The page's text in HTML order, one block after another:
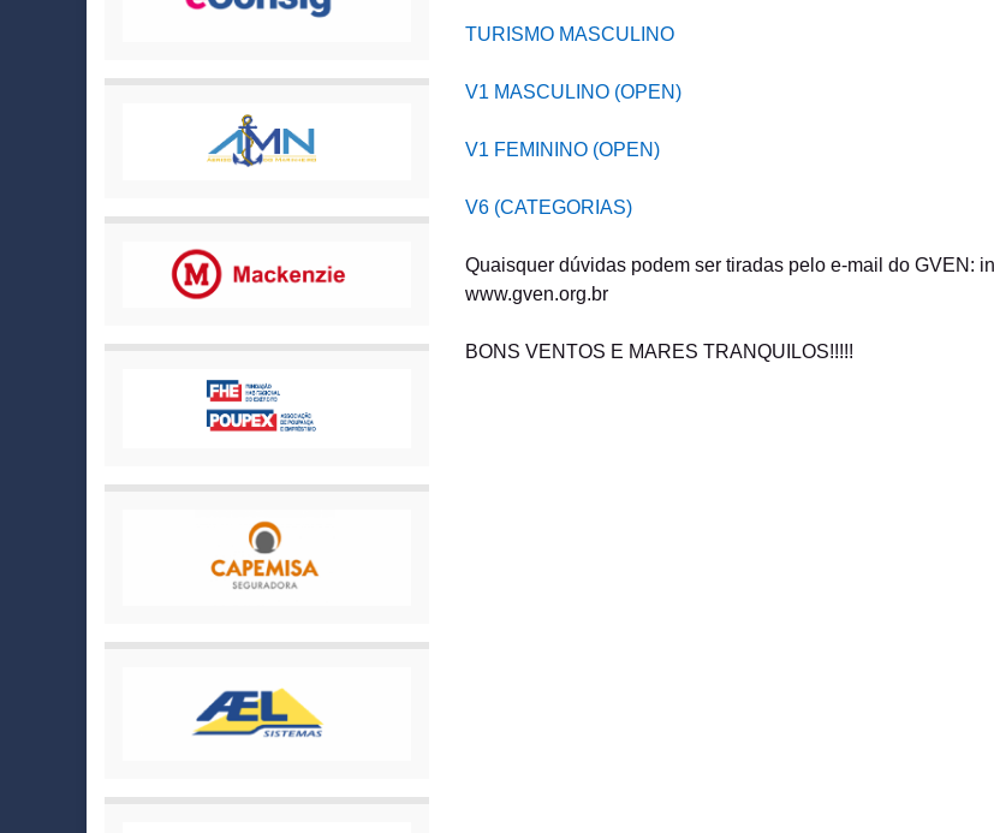
TURISMO MASCULINO
V1 MASCULINO (OPEN)
V1 FEMININO (OPEN)
V6 (CATEGORIAS)
Quaisquer dúvidas podem ser tiradas pelo e-mail do GVEN:
www.gven.org.br
BONS VENTOS E MARES TRANQUILOS!!!!!